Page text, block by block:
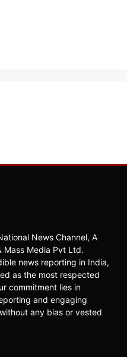
News Channel, A
Mass Media Pvt Ltd.
news reporting in India,
as the most respected
commitment lies in
and engaging
any bias or vested